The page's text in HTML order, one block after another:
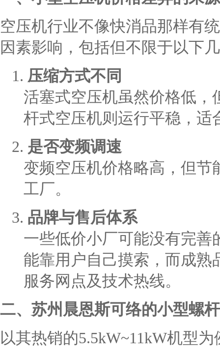
空压机行业不像快消品那样有
因素影响，包括但不限于以下
1. 压缩方式不同
活塞式空压机虽然价格低
杆式空压机则运行平稳，适
2. 是否变频调速
变频空压机价格略高，但
工厂。
3. 品牌与售后体系
一些低价小厂可能没有完
能靠用户自己摸索，而成熟
服务网点及技术热线。
二、苏州晨恩斯可络的小型螺
以其热销的5.5kW~11kW机型为